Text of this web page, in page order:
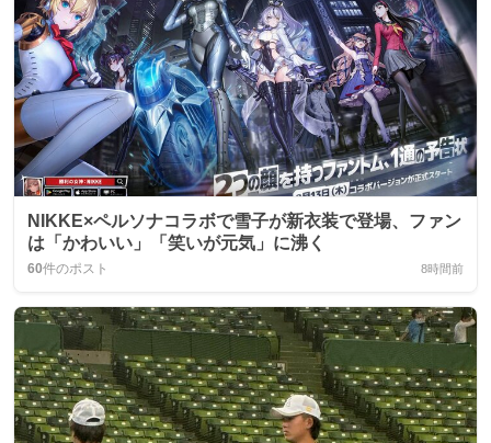
NIKKE×ペルソナコラボで雪子が新衣装で登場、ファン
は「かわいい」「笑いが元気」に沸く
60件のポスト 8時間前